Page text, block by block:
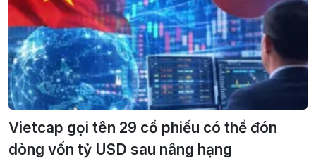
Vietcap gọi tên 29 cổ phiếu có thể đón
dòng vốn tỷ USD sau nâng hạng